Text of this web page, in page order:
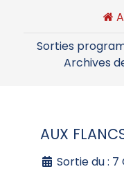
Sorties
Archives
AUX
Sortie du :